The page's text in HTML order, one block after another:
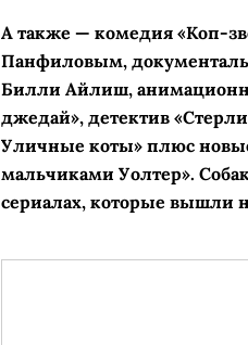
А также — комедия «Коп-
Панфиловым,
Билли Айлиш,
джедай», детектив
Уличные коты» плюс
мальчиками Уолтер».
сериалах, которые вышли